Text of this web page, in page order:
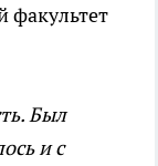
факультет
Был
и с